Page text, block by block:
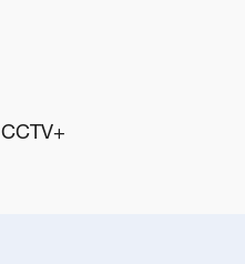
CCTV+